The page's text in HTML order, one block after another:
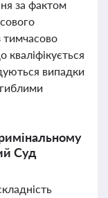
за фактом
тимчасово
кваліфікується
випадки
Суд